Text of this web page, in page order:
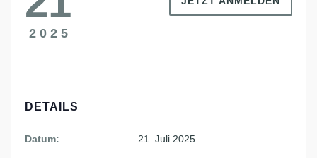
2025
DETAILS
Datum: 21. Juli 2025